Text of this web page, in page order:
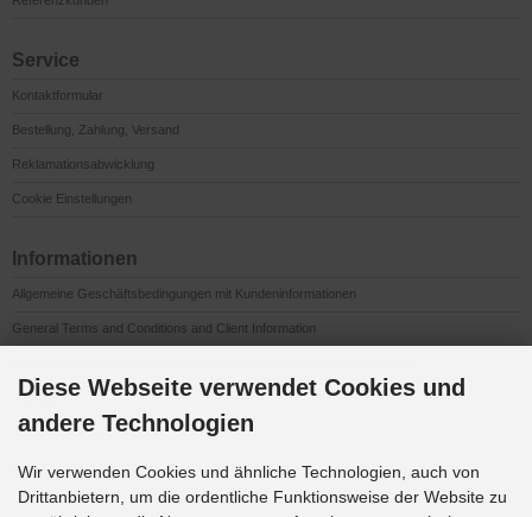
Service
Kontaktformular
Bestellung, Zahlung, Versand
Reklamationsabwicklung
Cookie Einstellungen
Informationen
Allgemeine Geschäftsbedingungen mit Kundeninformationen
General Terms and Conditions and Client Information
Impressum
Datenschutzerklärung
Anfahrt
Diese Webseite verwendet Cookies und
andere Technologien
Wir verwenden Cookies und ähnliche Technologien, auch von
Drittanbietern, um die ordentliche Funktionsweise der Website zu